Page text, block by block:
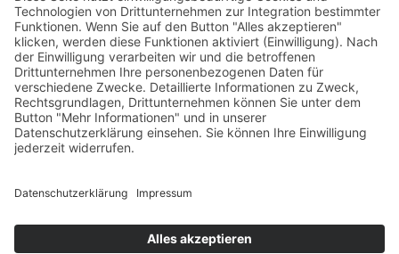
CODE OF CONDUCT
AEB
AVB
IMPRESSUM
COOKIE EINSTELLUNGEN